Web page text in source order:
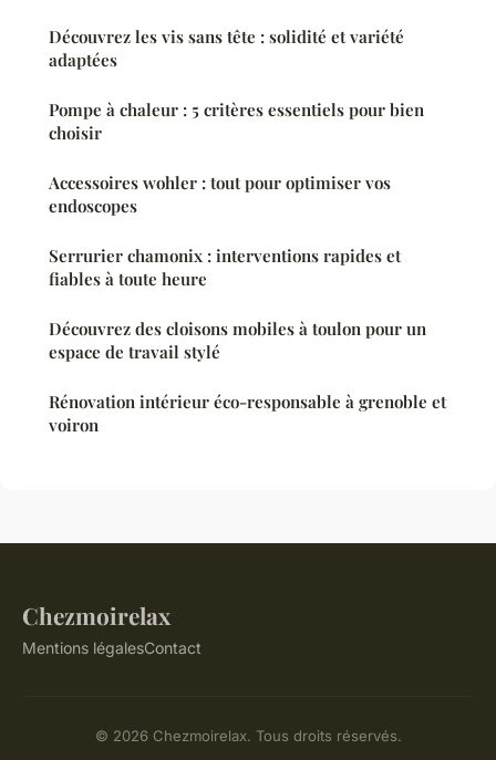
Découvrez les vis sans tête : solidité et variété
adaptées
Pompe à chaleur : 5 critères essentiels pour bien
choisir
Accessoires wohler : tout pour optimiser vos
endoscopes
Serrurier chamonix : interventions rapides et
fiables à toute heure
Découvrez des cloisons mobiles à toulon pour un
espace de travail stylé
Rénovation intérieur éco-responsable à grenoble et
voiron
Chezmoirelax
Mentions légalesContact
© 2026 Chezmoirelax. Tous droits réservés.